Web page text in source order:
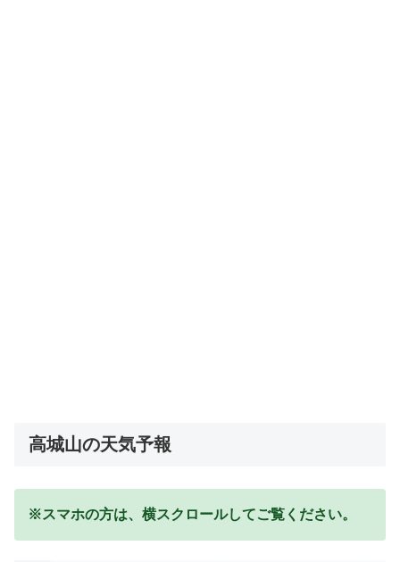
高城山の天気予報
※スマホの方は、横スクロールしてご覧ください。